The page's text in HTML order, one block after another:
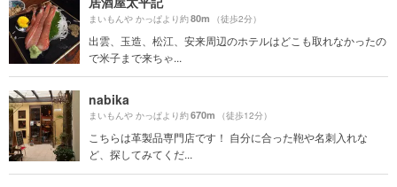
まいもんや かっぱより約80m （徒歩2分）
出雲、玉造、松江、安来周辺のホテルはどこも取れなかったの
で米子まで来ちゃ...
nabika
まいもんや かっぱより約670m （徒歩12分）
こちらは革製品専門店です！ 自分に合った鞄や名刺入れな
ど、探してみてくだ...